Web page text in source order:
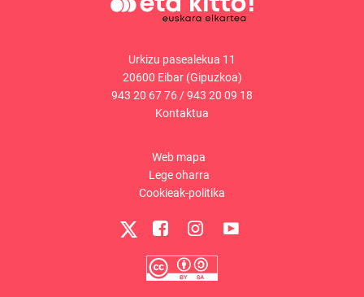
Urkizu pasealekua 11
20600 Eibar (Gipuzkoa)
943 20 67 76 /943 20 09 18
Kontaktua
Web mapa
Lege oharra
Cookieak-politika